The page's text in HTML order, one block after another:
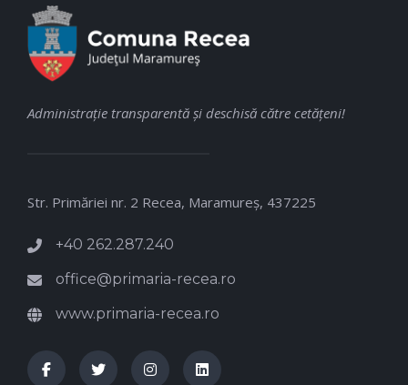
Administraţie transparentă şi deschisă către cetăţeni!
Str. Primăriei nr. 2 Recea, Maramureş, 437225
+40 262.287.240
office@primaria-recea.ro
www.primaria-recea.ro